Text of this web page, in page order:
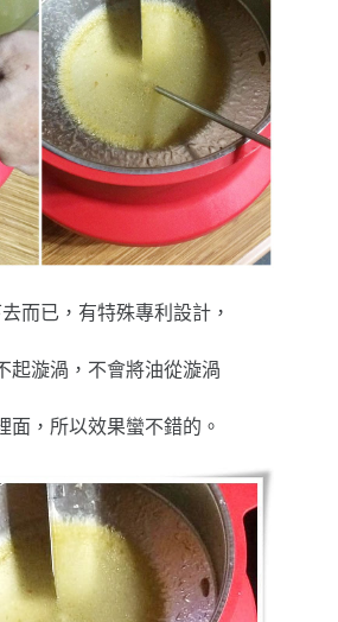
而已，有特殊專利設計，
起漩渦，不會將油從漩渦
面，所以效果蠻不錯的。